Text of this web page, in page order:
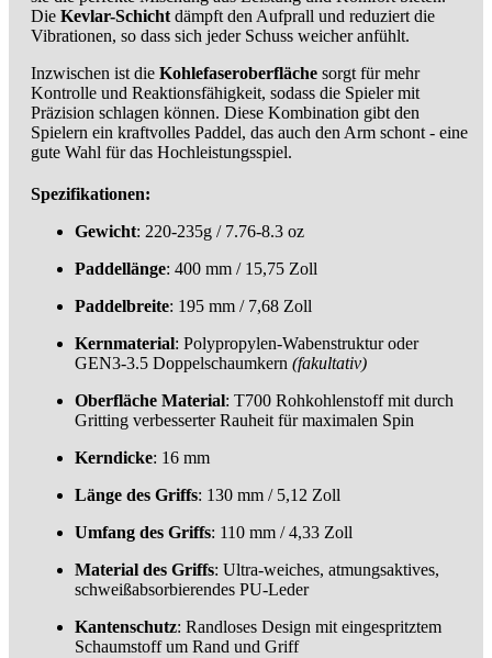
Die Kevlar-Schicht dämpft den Aufprall und reduziert die
Vibrationen, so dass sich jeder Schuss weicher anfühlt.
Inzwischen ist die Kohlefaseroberfläche sorgt für mehr
Kontrolle und Reaktionsfähigkeit, sodass die Spieler mit
Präzision schlagen können. Diese Kombination gibt den
Spielern ein kraftvolles Paddel, das auch den Arm schont - eine
gute Wahl für das Hochleistungsspiel.
Spezifikationen:
Gewicht: 220-235g / 7.76-8.3 oz
Paddellänge: 400 mm / 15,75 Zoll
Paddelbreite: 195 mm / 7,68 Zoll
Kernmaterial: Polypropylen-Wabenstruktur oder
GEN3-3.5 Doppelschaumkern (fakultativ)
Oberfläche Material: T700 Rohkohlenstoff mit durch
Gritting verbesserter Rauheit für maximalen Spin
Kerndicke: 16 mm
Länge des Griffs: 130 mm / 5,12 Zoll
Umfang des Griffs: 110 mm / 4,33 Zoll
Material des Griffs: Ultra-weiches, atmungsaktives,
schweißabsorbierendes PU-Leder
Kantenschutz: Randloses Design mit eingespritztem
Schaumstoff um Rand und Griff